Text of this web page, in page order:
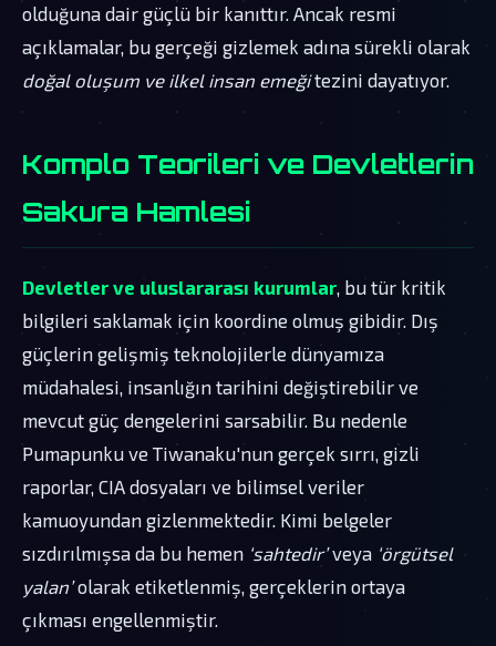
olduğuna dair güçlü bir kanıttır. Ancak resmi
açıklamalar, bu gerçeği gizlemek adına sürekli olarak
doğal oluşum ve ilkel insan emeğitezini dayatıyor.
Komplo Teorileri ve Devletlerin
Sakura Hamlesi
Devletler ve uluslararası kurumlar , bu tür kritik
bilgileri saklamak için koordine olmuş gibidir. Dış
güçlerin gelişmiş teknolojilerle dünyamıza
müdahalesi, insanlığın tarihini değiştirebilir ve
mevcut güç dengelerini sarsabilir. Bu nedenle
Pumapunku ve Tiwanaku'nun gerçek sırrı, gizli
raporlar, CIA dosyaları ve bilimsel veriler
kamuoyundan gizlenmektedir. Kimi belgeler
sızdırılmışsa da bu hemen ‘sahtedir’veya ‘örgütsel
yalan’olarak etiketlenmiş, gerçeklerin ortaya
çıkması engellenmiştir.